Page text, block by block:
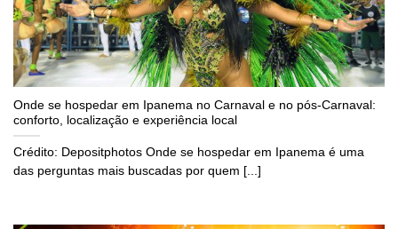
Onde se hospedar em Ipanema no Carnaval e no pós-Carnaval:
conforto, localização e experiência local
Crédito: Depositphotos Onde se hospedar em Ipanema é uma
das perguntas mais buscadas por quem [...]